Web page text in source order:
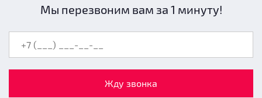
Мы перезвоним вам за 1 минуту!
Жду звонка